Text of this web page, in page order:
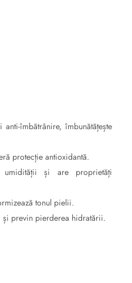
îmbătrânire, îmbunătățește
protecție antioxidantă.
și are proprietăți
tonul pielii.
previn pierderea hidratării.